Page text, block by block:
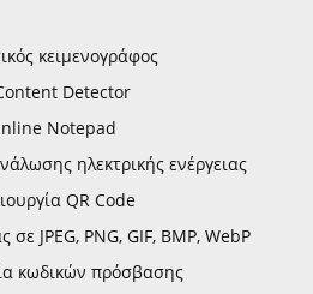
κειμενογράφος
Detector
Notepad
ηλεκτρικής ενέργειας
QR Code
σε JPEG, PNG, GIF, BMP, WebP
κωδικών πρόσβασης